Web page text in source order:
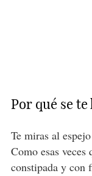
Por qué se
Te miras al
Como esas veces
constipada y con